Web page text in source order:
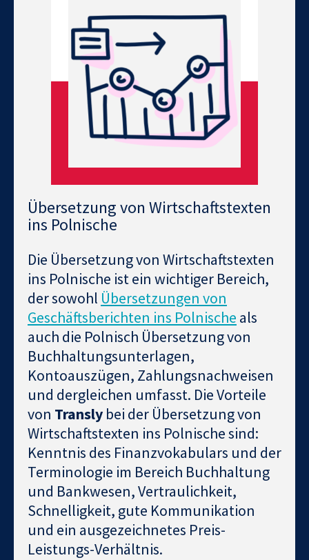
Übersetzung von Wirtschaftstexten
ins Polnische
Die Übersetzung von Wirtschaftstexten
ins Polnische ist ein wichtiger Bereich,
der sowohl Übersetzungen von
Geschäftsberichten ins Polnische als
auch die Polnisch Übersetzung von
Buchhaltungsunterlagen,
Kontoauszügen, Zahlungsnachweisen
und dergleichen umfasst. Die Vorteile
von Transly bei der Übersetzung von
Wirtschaftstexten ins Polnische sind:
Kenntnis des Finanzvokabulars und der
Terminologie im Bereich Buchhaltung
und Bankwesen, Vertraulichkeit,
Schnelligkeit, gute Kommunikation
und ein ausgezeichnetes Preis-
Leistungs-Verhältnis.